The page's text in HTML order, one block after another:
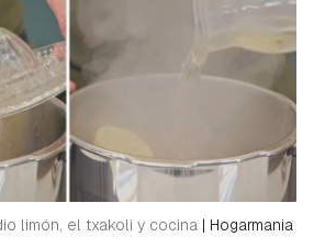
limón, el txakoli y cocina | Hogarmania